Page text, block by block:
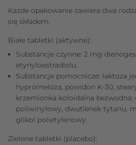
Każde opakowanie zawiera dwa
się składem.
Białe tabletki (aktywne):
Substancje czynne: 2 mg
etynyloestradiolu.
Substancje pomocnicze: laktoza
hypromeloza, powidon K-30,
krzemionka koloidalna bezwodna;
poliwinylowy, dwutlenek tytanu,
glikol polietylenowy.
Zielone tabletki (placebo):